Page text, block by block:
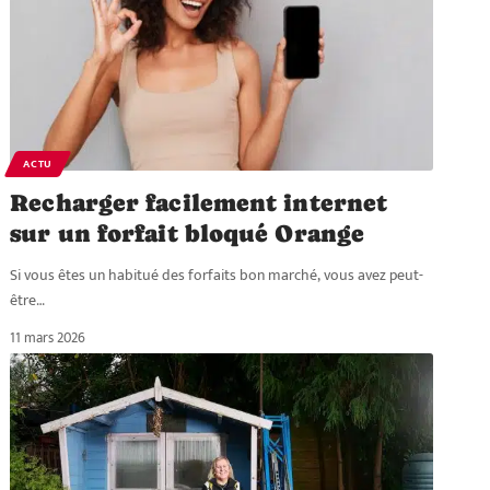
ACTU
Recharger facilement internet
sur un forfait bloqué Orange
Si vous êtes un habitué des forfaits bon marché, vous avez peut-
être…
11 mars 2026